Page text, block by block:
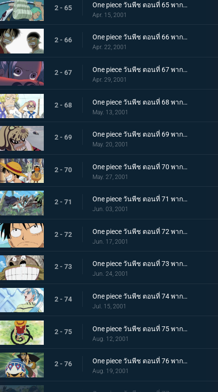
2 - 65 One piece วันพีช ตอนที่ 65 พากย์ไทย สามดาบสะท้านโลกันต์ โซโล ปะทะ บาร็อกเวิร์กส
Apr. 15, 2001
2 - 66 One piece วันพีช ตอนที่ 66 พากย์ไทย ศึกตัดสินของจริง ศึกใหญ่ไร้สาระ ระหว่าง ลูฟี่ และ โซโล
Apr. 22, 2001
2 - 67 One piece วันพีช ตอนที่ 67 พากย์ไทย ไปส่งองค์หญิงวีวี่ กลุ่มโจรสลัดลูฟี่ออกเดินทาง
Apr. 29, 2001
2 - 68 One piece วันพีช ตอนที่ 68 พากย์ไทย พยายามเข้าโคบี้ บันทึกการต่อสู้ของทหารเรือโคบี้เม็ปโป้
May. 13, 2001
2 - 69 One piece วันพีช ตอนที่ 69 พากย์ไทย การตัดสินใจของโคบี้เม็ปโป้..หัวใจพ่อคนของนายพลการ์ป
May. 20, 2001
2 - 70 One piece วันพีช ตอนที่ 70 พากย์ไทย เกาะยุคไดโนเสาร์ เงาที่ซ่อนอยู่ในลิตเติลการ์เด้น!
May. 27, 2001
2 - 71 One piece วันพีช ตอนที่ 71 พากย์ไทย ศึกตัดสินขนาดยักษ์! คนยักษ์ดอรี่ และโบรกี้!
Jun. 03, 2001
2 - 72 One piece วันพีช ตอนที่ 72 พากย์ไทย ลูฟี่โกรธ! กับดักแสนชั่วในศึกตัดสินศักด์สิทธิ์!
Jun. 17, 2001
2 - 73 One piece วันพีช ตอนที่ 73 พากย์ไทย โบรกี้ชนะทั้งน้ำตา ผลชี้ขาดของ "เอลูบาบู"
Jun. 24, 2001
2 - 74 One piece วันพีช ตอนที่ 74 พากย์ไทย เทียนปีศาจ! น้ำตาแห่งความเศร้า และน้ำตาแห่งความโกรธ
Jul. 15, 2001
2 - 75 One piece วันพีช ตอนที่ 75 พากย์ไทย พลังผลปีศาจเล่นงานลูฟี่! กับดักสีลวงใจ!
Aug. 12, 2001
2 - 76 One piece วันพีช ตอนที่ 76 พากย์ไทย ได้เวลาเอาคืน! ความฉลาดของอุซปและกระสุนดินระเบิด!
Aug. 19, 2001